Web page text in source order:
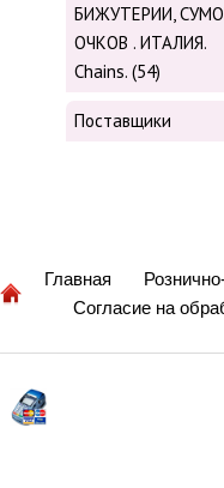
БИЖУТЕРИИ,
ОЧКОВ . ИТАЛИЯ.
Chains. (54)
Поставщики
Главная
Согласие на